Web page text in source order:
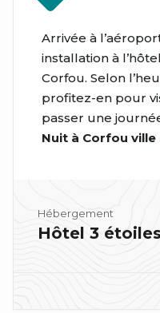
Arrivée à
installation à
Corfou. Selon
profitez-en pour
passer une
Nuit à Corfou ville
Hébergement
Hôtel 3 étoiles